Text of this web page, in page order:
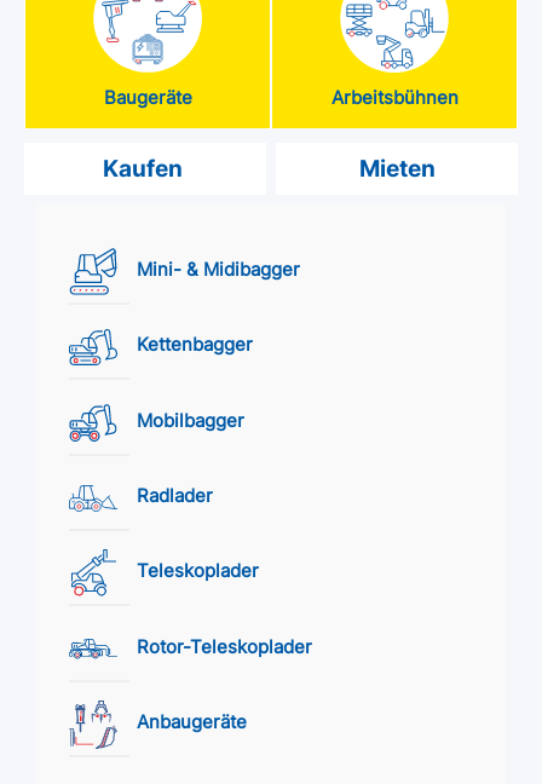
Baugeräte Arbeitsbühnen
Kaufen Mieten
Mini- & Midibagger
Kettenbagger
Mobilbagger
Radlader
Teleskoplader
Rotor-Teleskoplader
Anbaugeräte